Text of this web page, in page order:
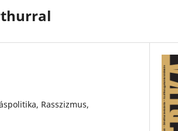
Rasszizmus,